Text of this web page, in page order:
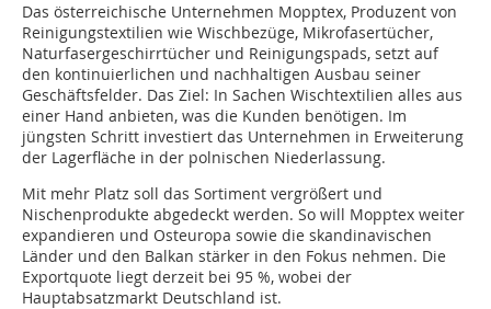
Das österreichische Unternehmen Mopptex, Produzent von
Reinigungstextilien wie Wischbezüge, Mikrofasertücher,
Naturfasergeschirrtücher und Reinigungspads, setzt auf
den kontinuierlichen und nachhaltigen Ausbau seiner
Geschäftsfelder. Das Ziel: In Sachen Wischtextilien alles aus
einer Hand anbieten, was die Kunden benötigen. Im
jüngsten Schritt investiert das Unternehmen in Erweiterung
der Lagerfläche in der polnischen Niederlassung.
Mit mehr Platz soll das Sortiment vergrößert und
Nischenprodukte abgedeckt werden. So will Mopptex weiter
expandieren und Osteuropa sowie die skandinavischen
Länder und den Balkan stärker in den Fokus nehmen. Die
Exportquote liegt derzeit bei 95 %, wobei der
Hauptabsatzmarkt Deutschland ist.